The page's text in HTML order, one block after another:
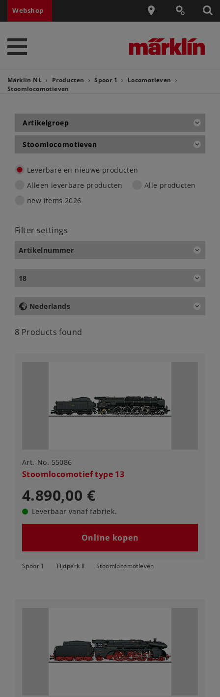
Webshop
Märklin NL Producten Spoor 1
Locomotieven
Stoomlocomotieven
Artikelgroep
Stoomlocomotieven
Leverbare en nieuwe producten
Alleen leverbare producten
Alle producten
new items 2026
Filter settings
Artikelnummer
18
Nederlands
8 Products found
Art.-No. 55086
Stoomlocomotief type 13
4.890,00 €
Leverbaar vanaf fabriek.
Online kopen
Spoor 1 Tijdperk II Stoomlocomotieven